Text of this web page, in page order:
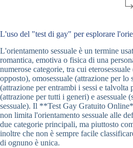
L'uso del "test di gay" per esplorare
L'orientamento sessuale è un termine
romantica, emotiva o fisica di una
numerose categorie, tra cui
opposto), omosessuale (attrazione per lo
(attrazione per entrambi i sessi e talvolta
(attrazione per tutti i generi) e asessuale
sessuale). Il **Test Gay Gratuito
non limita l'orientamento sessuale alle
due categorie principali, ma piuttosto
inoltre che non è sempre facile
di ognuno è unica.